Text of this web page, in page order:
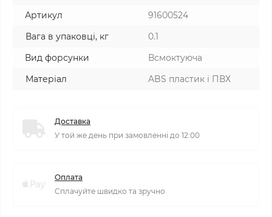
Артикул
91600524
Вага в упаковці, кг
0.1
Вид форсунки
Всмоктуюча
Матеріал
ABS пластик і ПВХ
Доставка
У той же день при замовленні до 12:00
Оплата
Сплачуйте швидко та зручно